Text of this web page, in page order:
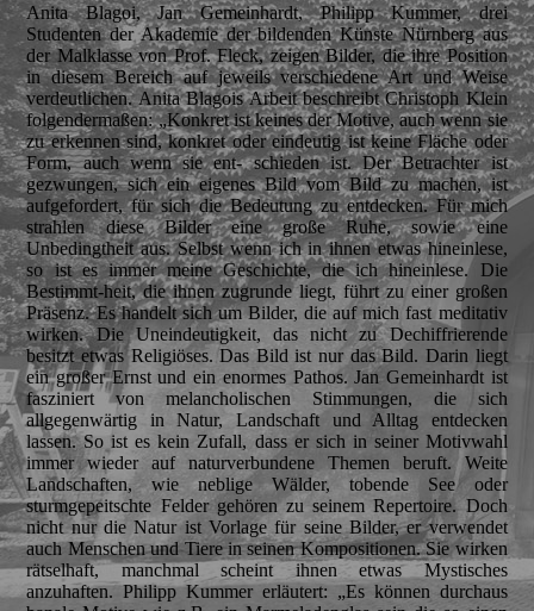
Anita Blagoi, Jan Gemeinhardt, Philipp Kummer, drei
Studenten der Akademie der bildenden Künste Nürnberg aus
der Malklasse von Prof. Fleck, zeigen Bilder, die ihre Position
in diesem Bereich auf jeweils verschiedene Art und Weise
verdeutlichen. Anita Blagois Arbeit beschreibt Christoph Klein
folgendermaßen: „Konkret ist keines der Motive, auch wenn sie
zu erkennen sind, konkret oder eindeutig ist keine Fläche oder
Form, auch wenn sie ent- schieden ist. Der Betrachter ist
gezwungen, sich ein eigenes Bild vom Bild zu machen, ist
aufgefordert, für sich die Bedeutung zu entdecken. Für mich
strahlen diese Bilder eine große Ruhe, sowie eine
Unbedingtheit aus. Selbst wenn ich in ihnen etwas hineinlese,
so ist es immer meine Geschichte, die ich hineinlese. Die
Bestimmt-heit, die ihnen zugrunde liegt, führt zu einer großen
Präsenz. Es handelt sich um Bilder, die auf mich fast meditativ
wirken. Die Uneindeutigkeit, das nicht zu Dechiffrierende
besitzt etwas Religiöses. Das Bild ist nur das Bild. Darin liegt
ein großer Ernst und ein enormes Pathos. Jan Gemeinhardt ist
fasziniert von melancholischen Stimmungen, die sich
allgegenwärtig in Natur, Landschaft und Alltag entdecken
lassen. So ist es kein Zufall, dass er sich in seiner Motivwahl
immer wieder auf naturverbundene Themen beruft. Weite
Landschaften, wie neblige Wälder, tobende See oder
sturmgepeitschte Felder gehören zu seinem Repertoire. Doch
nicht nur die Natur ist Vorlage für seine Bilder, er verwendet
auch Menschen und Tiere in seinen Kompositionen. Sie wirken
rätselhaft, manchmal scheint ihnen etwas Mystisches
anzuhaften. Philipp Kummer erläutert: „Es können durchaus